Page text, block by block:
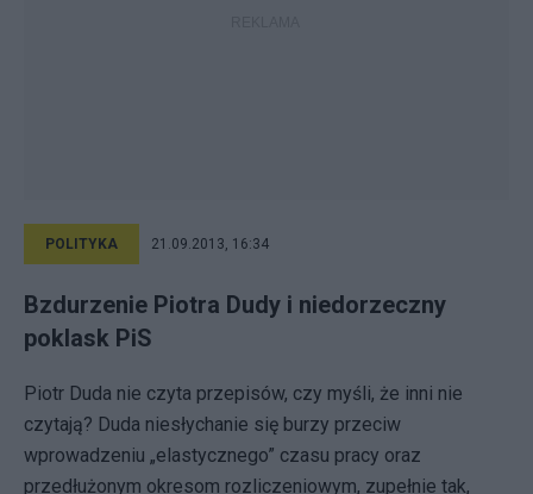
POLITYKA 21.09.2013, 16:34
Bzdurzenie Piotra Dudy i niedorzeczny
poklask PiS
Piotr Duda nie czyta przepisów, czy myśli, że inni nie
czytają? Duda niesłychanie się burzy przeciw
wprowadzeniu „elastycznego” czasu pracy oraz
przedłużonym okresom rozliczeniowym, zupełnie tak,